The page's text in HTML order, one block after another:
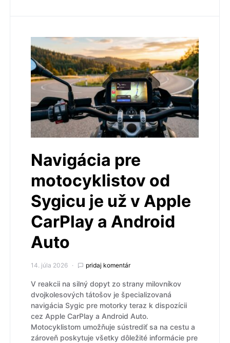
Navigácia pre
motocyklistov od
Sygicu je už v Apple
CarPlay a Android
Auto
14. júla 2026 pridaj komentár
V reakcii na silný dopyt zo strany milovníkov
dvojkolesových tátošov je špecializovaná
navigácia Sygic pre motorky teraz k dispozícii
cez Apple CarPlay a Android Auto.
Motocyklistom umožňuje sústrediť sa na cestu a
zároveň poskytuje všetky dôležité informácie pre